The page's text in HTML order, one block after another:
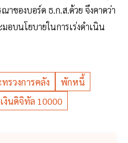
าของบอร์ด ธ.ก.ส.ด้วย จึงคาดว่า
อบนโยบายในการเร่งดำเนิน
รวงการคลัง
พักหนี้
งินดิจิทัล 10000